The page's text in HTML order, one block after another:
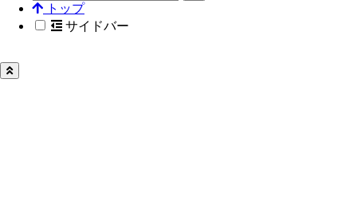
トップ
サイドバー